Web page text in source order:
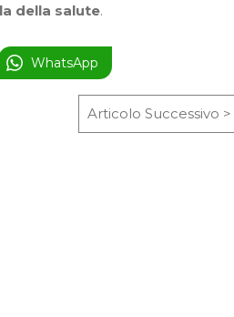
della salute.
WhatsApp
Articolo Successivo >